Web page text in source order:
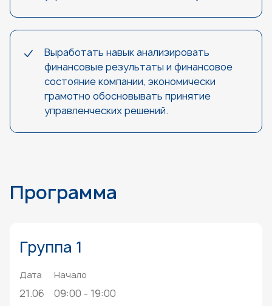
Выработать навык анализировать
финансовые результаты и финансовое
состояние компании, экономически
грамотно обосновывать принятие
управленческих решений.
Программа
Группа 1
Дата Начало
21.06 09:00 - 19:00